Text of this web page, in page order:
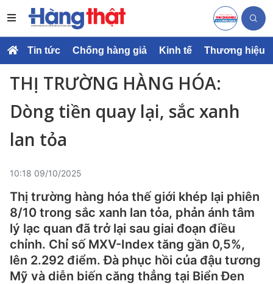
Tin tức Chống hàng giả Kinh tế Thương hiệu
THỊ TRƯỜNG HÀNG HÓA:
Dòng tiền quay lại, sắc xanh
lan tỏa
10:18 09/10/2025
Thị trường hàng hóa thế giới khép lại phiên
8/10 trong sắc xanh lan tỏa, phản ánh tâm
lý lạc quan đã trở lại sau giai đoạn điều
chỉnh. Chỉ số MXV-Index tăng gần 0,5%,
lên 2.292 điểm. Đà phục hồi của đậu tương
Mỹ và diễn biến căng thẳng tại Biển Đen